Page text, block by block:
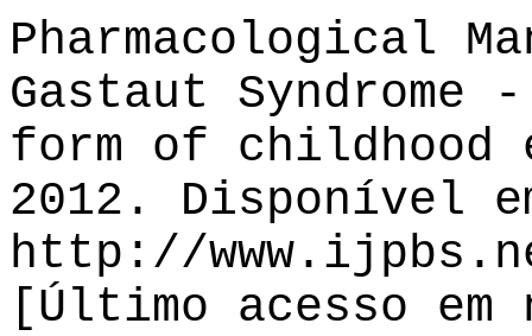
Pharmacological
Gastaut
form of childhood
2012. Disponível
http://
[Último acesso em